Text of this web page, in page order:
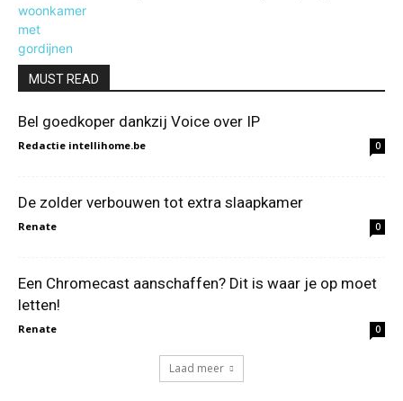
MUST READ
Bel goedkoper dankzij Voice over IP
Redactie intellihome.be 0
De zolder verbouwen tot extra slaapkamer
Renate 0
Een Chromecast aanschaffen? Dit is waar je op moet
letten!
Renate 0
Laad meer